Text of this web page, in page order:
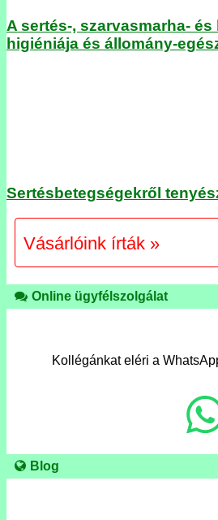
A sertés-, szarvasmarha-
higiéniája és állomány-
Sertésbetegségekről
Vásárlóink írták »
Online ügyfélszolgálat
Kollégánkat eléri a
Blog